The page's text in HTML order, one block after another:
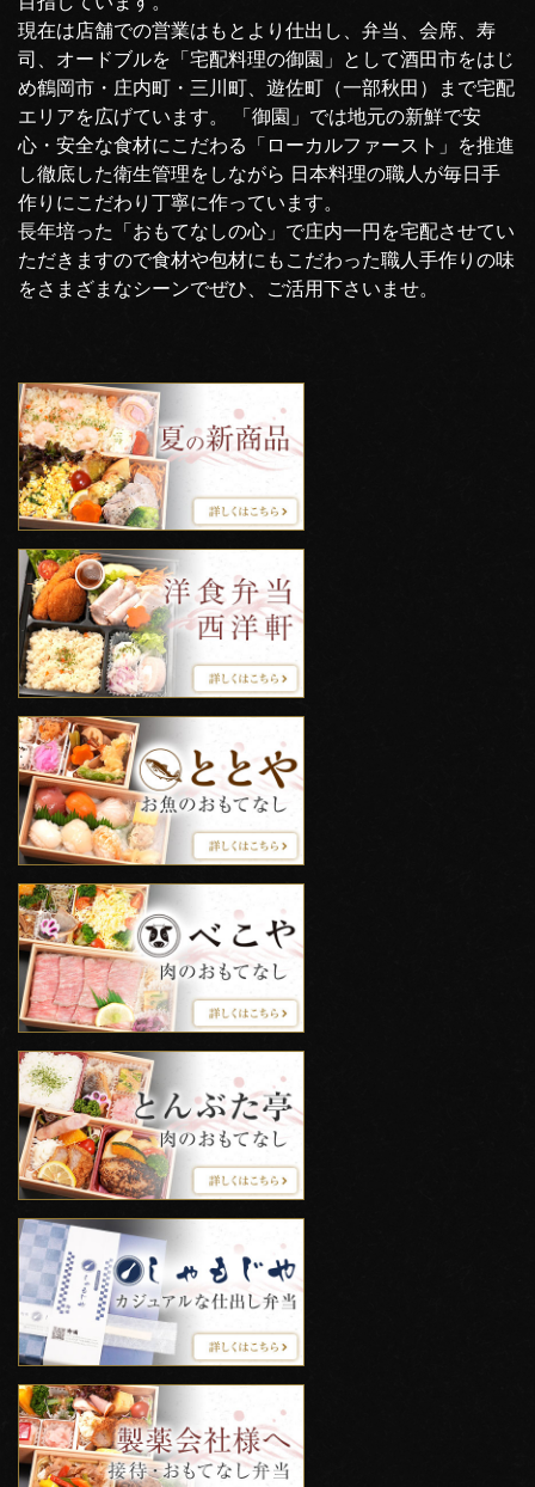
現在は店舗での営業はもとより仕出し、弁当、会席、寿
司、オードブルを「宅配料理の御園」として酒田市をはじ
め鶴岡市・庄内町・三川町、遊佐町（一部秋田）まで宅配
エリアを広げています。 「御園」では地元の新鮮で安
心・安全な食材にこだわる「ローカルファースト」を推進
し徹底した衛生管理をしながら 日本料理の職人が毎日手
作りにこだわり丁寧に作っています。
長年培った「おもてなしの心」で庄内一円を宅配させてい
ただきますので食材や包材にもこだわった職人手作りの味
をさまざまなシーンでぜひ、ご活用下さいませ。